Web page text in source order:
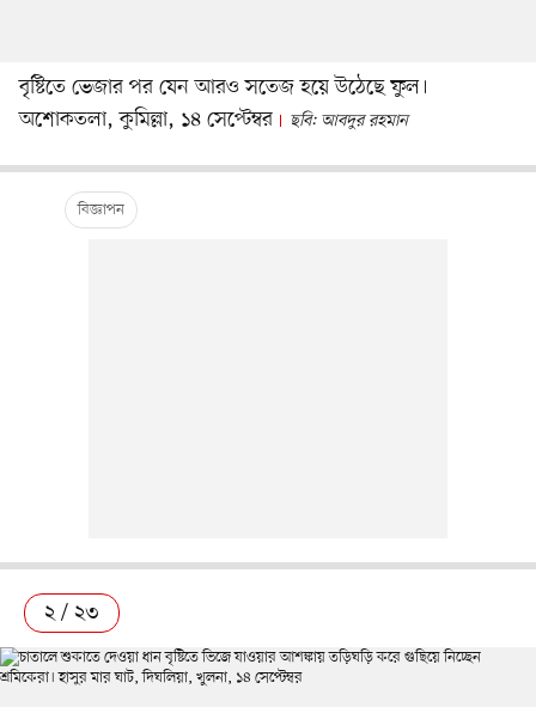
বৃষ্টিতে ভেজার পর যেন আরও সতেজ হয়ে উঠেছে ফুল।
অশোকতলা, কুমিল্লা, ১৪ সেপ্টেম্বর
ছবি: আবদুর রহমান
২ / ২৩